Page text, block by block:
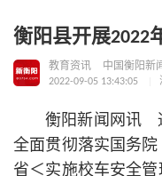
衡阳县开展2022
教育资讯
中国衡阳新
2022-09-05 13:43:05
衡阳新闻网讯
全面贯彻落实国务
省＜实施校车安全